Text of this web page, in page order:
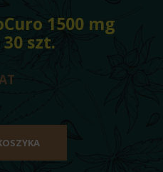
1500 mg
30 szt.